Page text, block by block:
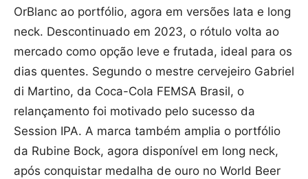
OrBlanc ao portfólio, agora em versões lata e long
neck. Descontinuado em 2023, o rótulo volta ao
mercado como opção leve e frutada, ideal para os
dias quentes. Segundo o mestre cervejeiro Gabriel
di Martino, da Coca-Cola FEMSA Brasil, o
relançamento foi motivado pelo sucesso da
Session IPA. A marca também amplia o portfólio
da Rubine Bock, agora disponível em long neck,
após conquistar medalha de ouro no World Beer